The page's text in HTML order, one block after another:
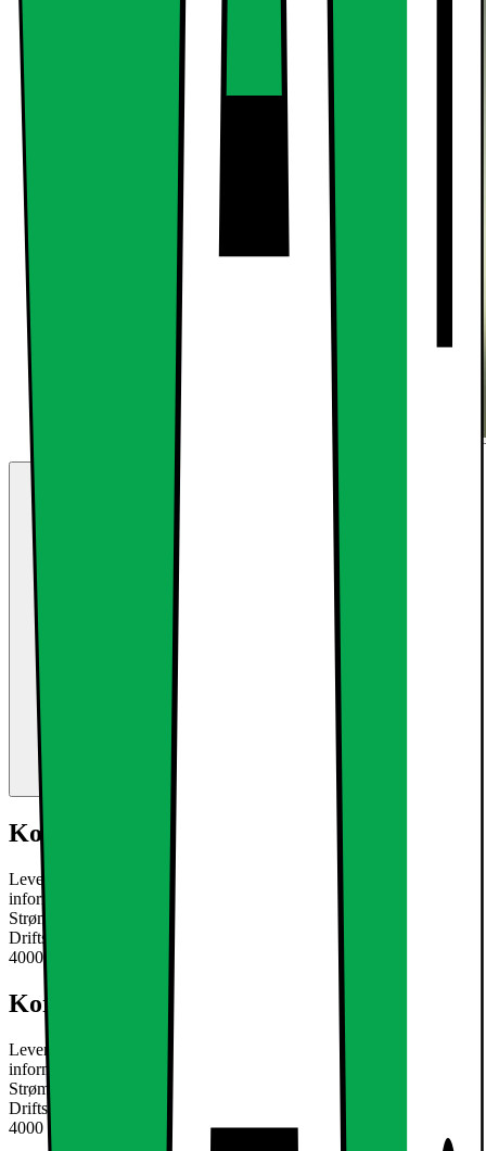
Kort om produktet
Leveringsomfang: 5 x LED COB Lampe neutral hvid Teknisk
information: Model: køle hvid GU10 9W GU10 Vinkel: 60 °
Strømforbrug: 9W (9W LED svarer til 60W halogen)
Driftsspænding: 220 - 240V AC Farve temperatur: neutral hvid:
4000 K Ly
Læs mere om produktet
Kort om produktet
Leveringsomfang: 5 x LED COB Lampe neutral hvid Teknisk
information: Model: køle hvid GU10 9W GU10 Vinkel: 60 °
Strømforbrug: 9W (9W LED svarer til 60W halogen)
Driftsspænding: 220 - 240V AC Farve temperatur: neutral hvid:
4000 K Ly
Læs mere om produktet